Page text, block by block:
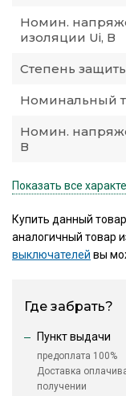
Номин.
изоляции Ui, В
Степень
Номинальный
Номин.
В
Показать все
Купить данный
аналогичный товар
выключателей вы
Где забрать?
Пункт выдачи
предоплата 100%
Доставка
получении